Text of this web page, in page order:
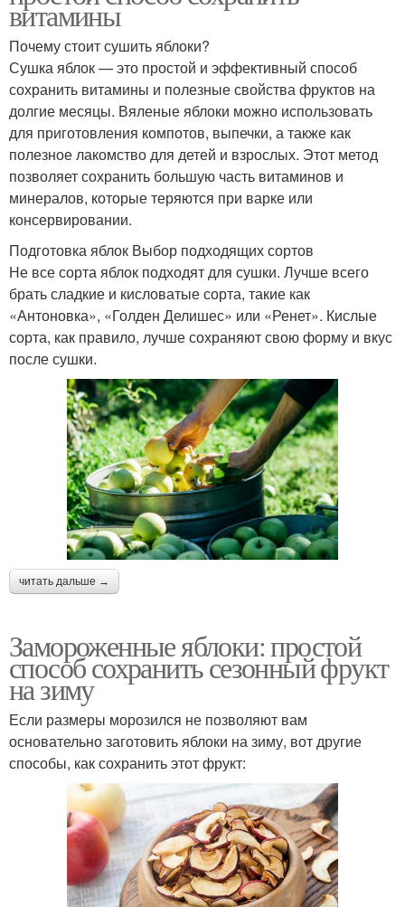
витамины
Почему стоит сушить яблоки?
Сушка яблок — это простой и эффективный способ
сохранить витамины и полезные свойства фруктов на
долгие месяцы. Вяленые яблоки можно использовать
для приготовления компотов, выпечки, а также как
полезное лакомство для детей и взрослых. Этот метод
позволяет сохранить большую часть витаминов и
минералов, которые теряются при варке или
консервировании.
Подготовка яблок Выбор подходящих сортов
Не все сорта яблок подходят для сушки. Лучше всего
брать сладкие и кисловатые сорта, такие как
«Антоновка», «Голден Делишес» или «Ренет». Кислые
сорта, как правило, лучше сохраняют свою форму и вкус
после сушки.
читать дальше →
Замороженные яблоки: простой
способ сохранить сезонный фрукт
на зиму
Если размеры морозился не позволяют вам
основательно заготовить яблоки на зиму, вот другие
способы, как сохранить этот фрукт: